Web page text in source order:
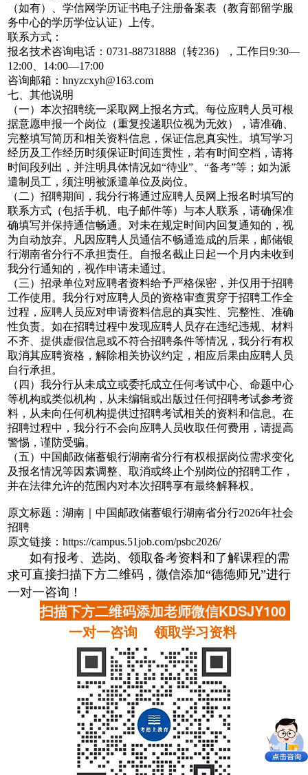
（如有）、学信网学历证书电子注册备案表（教育部留学服
务中心的学历学位认证）上传。
联系方式：
报名技术咨询电话：0731-88731888（转236），工作日9:30—
12:00、14:00—17:00
咨询邮箱：hnyzcxyh@163.com
七、其他说明
（一）本次招聘统一采取网上报名方式。每位应聘人员可根
据意愿申报一个岗位（重复投递职位视为无效），请准确、
完整填写简历和相关资料信息，保证信息真实性。填写学习
经历及工作经历时须保证时间连贯性，若有时间空档，请将
时间段列出，并注明具体情况如“待业”、“备考”等；如为派
遣制员工，须注明被派遣单位及岗位。
（二）招聘期间，我分行将通过应聘人员网上报名时填写的
联系方式（包括手机、电子邮件等）与本人联系，请确保准
确填写并保持通信畅通。对未在规定时间内回复通知的，视
为自动放弃。凡因应聘人员通信不畅通造成的后果，邮储银
行湖南省分行不承担责任。自报名截止日起一个月内未收到
我分行通知的，视作申请未通过。
（三）招录单位对应聘者资料给予严格保密，并仅用于招聘
工作使用。我分行对应聘人员的资格审查贯穿于招聘工作全
过程，应聘人员应对申请资料信息的真实性、完整性、准确
性负责。如在招聘过程中发现应聘人员存在违纪违规、材料
不齐、提供虚假信息或不符合招聘条件等情况，我分行有权
取消其应聘资格，解除相关协议约定，相应后果由应聘人员
自行承担。
（四）我分行从未成立或委托成立任何考试中心、命题中心
等机构或类似机构，从未编辑或出版过任何招聘考试参考资
料，从未向任何机构提供过招聘考试相关的资料和信息。在
招聘过程中，我分行不会向应聘人员收取任何费用，请提高
警惕，谨防受骗。
（五）中国邮政储蓄银行湖南省分行有权根据岗位需求变化
及报名情况等因素调整、取消或终止个别岗位的招聘工作，
并在法律允许的范围内对本次招聘享有最终解释权。
原文标题：湖南｜中国邮政储蓄银行湖南省分行2026年社会
招聘
原文链接：https://campus.51job.com/psbc2026/
如有报考、选岗、领取备考资料和了解课程的需
求可直接扫描下方二维码，微信添加“德德师兄”进行
一对一咨询！
扫描下方二维码添加老师微信KDSJY100
一对一咨询 领取学习资料